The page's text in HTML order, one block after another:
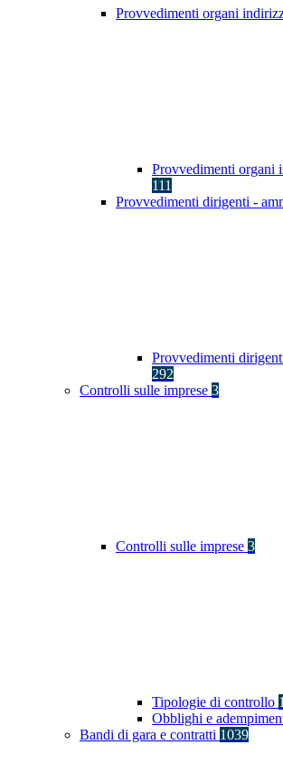
Provvedimenti organi
Provvedimenti organi
111
Provvedimenti dirigenti -
Provvedimenti
292
Controlli sulle imprese 3
Controlli sulle imprese 3
Tipologie di controllo 1
Obblighi e
Bandi di gara e contratti 1039